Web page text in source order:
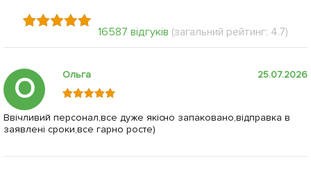
16587 відгуків (загальний рейтинг: 4.7)
О Ольга 25.07.2026
Ввічливий персонал,все дуже якісно запаковано,відправка в
заявлені сроки,все гарно росте)